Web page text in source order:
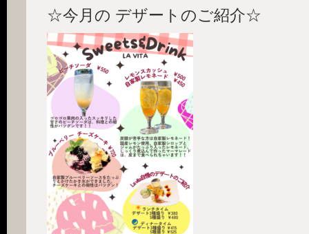
☆今月の デザートのご紹介☆